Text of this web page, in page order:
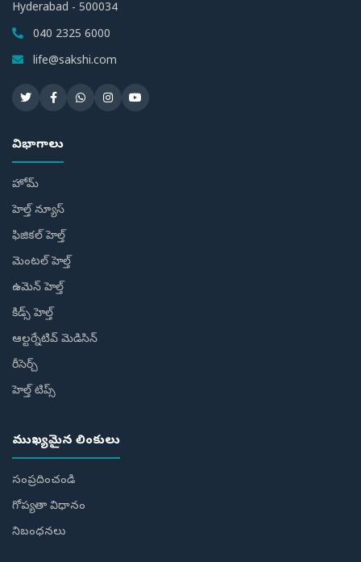
Hyderabad - 500034
040 2325 6000
life@sakshi.com
విభాగాలు
హోమ్
హెల్త్ న్యూస్
ఫిజికల్ హెల్త్
మెంటల్ హెల్త్
ఉమెన్ హెల్త్
కిడ్స్ హెల్త్
ఆల్టర్నేటివ్ మెడిసిన్
రీసెర్చ్
హెల్త్‌ టిప్స్‌
ముఖ్యమైన లింకులు
సంప్రదించండి
గోప్యతా విధానం
నిబంధనలు